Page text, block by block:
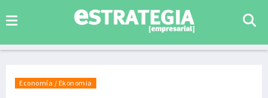
Economía / Ekonomia